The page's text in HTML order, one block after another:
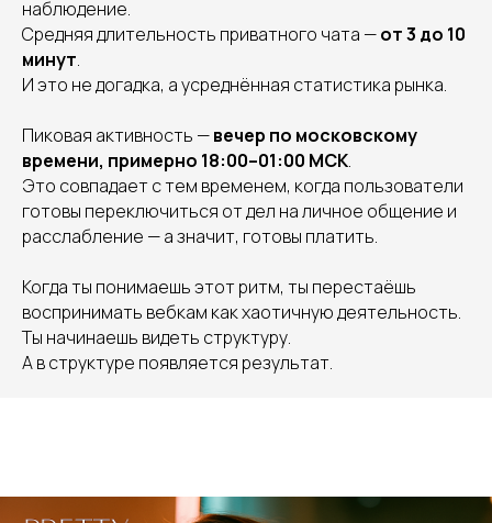
наблюдение.
Средняя длительность приватного чата —от 3 до 10
минут.
И это не догадка, а усреднённая статистика рынка.
Пиковая активность —вечер по московскому
времени, примерно 18:00–01:00 МСК.
Это совпадает с тем временем, когда пользователи
готовы переключиться от дел на личное общение и
расслабление — а значит, готовы платить.
Когда ты понимаешь этот ритм, ты перестаёшь
воспринимать вебкам как хаотичную деятельность.
Ты начинаешь видеть структуру.
А в структуре появляется результат.